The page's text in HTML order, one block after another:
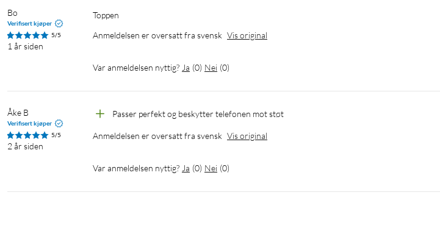
Bo
Verifisert kjøper
5/5
1 år siden
Toppen
Anmeldelsen er oversatt fra svensk Vis original
Var anmeldelsen nyttig? Ja (0) Nei (0)
Åke B
Verifisert kjøper
5/5
2 år siden
Passer perfekt og beskytter telefonen mot støt
Anmeldelsen er oversatt fra svensk Vis original
Var anmeldelsen nyttig? Ja (0) Nei (0)